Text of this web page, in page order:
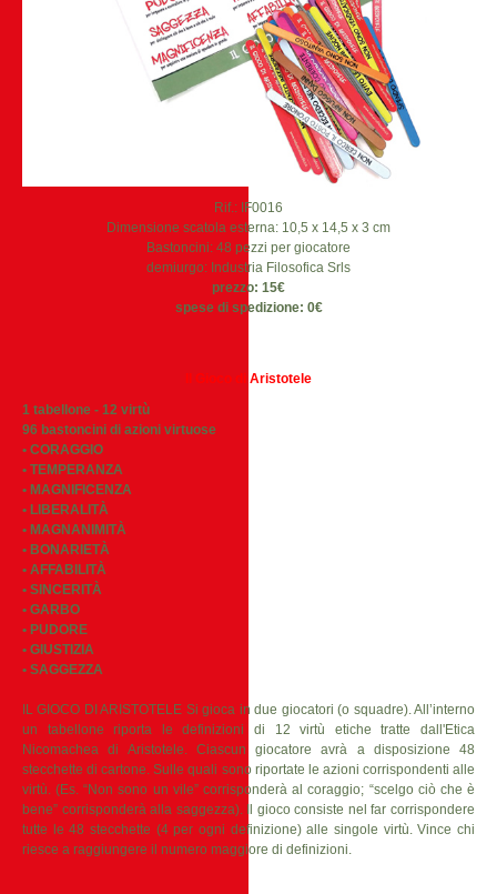
Rif.: IF0016
Dimensione scatola esterna: 10,5 x 14,5 x 3 cm
Bastoncini: 48 pezzi per giocatore
demiurgo: Industria Filosofica Srls
prezzo: 15€
spese di spedizione: 0€
Il Gioco di Aristotele
1 tabellone - 12 virtù
96 bastoncini di azioni virtuose
• CORAGGIO
• TEMPERANZA
• MAGNIFICENZA
• LIBERALITÀ
• MAGNANIMITÀ
• BONARIETÀ
• AFFABILITÀ
• SINCERITÀ
• GARBO
• PUDORE
• GIUSTIZIA
• SAGGEZZA
IL GIOCO DI ARISTOTELE Si gioca in due giocatori (o squadre). All’interno
un tabellone riporta le definizioni di 12 virtù etiche tratte dall'Etica
Nicomachea di Aristotele. Ciascun giocatore avrà a disposizione 48
stecchette di cartone. Sulle quali sono riportate le azioni corrispondenti alle
virtù. (Es. “Non sono un vile” corrisponderà al coraggio; “scelgo ciò che è
bene” corrisponderà alla saggezza). Il gioco consiste nel far corrispondere
tutte le 48 stecchette (4 per ogni definizione) alle singole virtù. Vince chi
riesce a raggiungere il numero maggiore di definizioni.